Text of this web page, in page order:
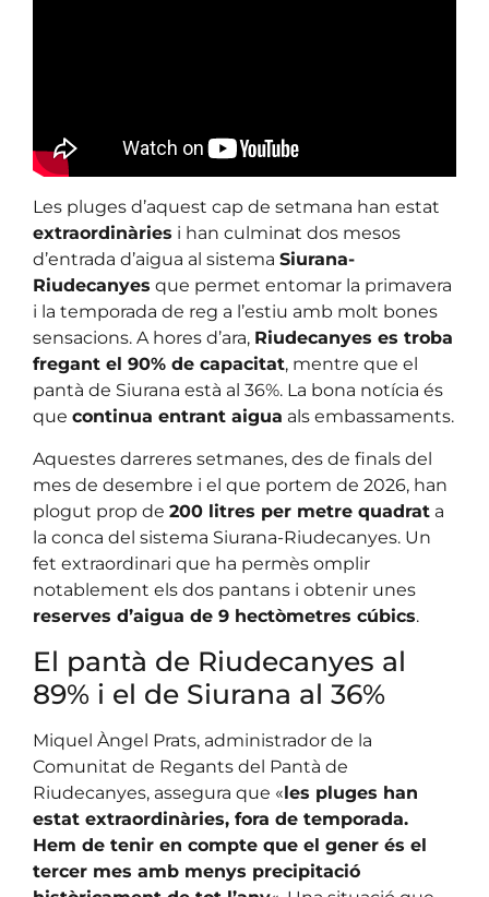
Les pluges d’aquest cap de setmana han estat
extraordinàries i han culminat dos mesos
d’entrada d’aigua al sistema Siurana-
Riudecanyes que permet entomar la primavera
i la temporada de reg a l’estiu amb molt bones
sensacions. A hores d’ara, Riudecanyes es troba
fregant el 90% de capacitat, mentre que el
pantà de Siurana està al 36%. La bona notícia és
que continua entrant aigua als embassaments.
Aquestes darreres setmanes, des de finals del
mes de desembre i el que portem de 2026, han
plogut prop de 200 litres per metre quadrat a
la conca del sistema Siurana-Riudecanyes. Un
fet extraordinari que ha permès omplir
notablement els dos pantans i obtenir unes
reserves d’aigua de 9 hectòmetres cúbics.
El pantà de Riudecanyes al
89% i el de Siurana al 36%
Miquel Àngel Prats, administrador de la
Comunitat de Regants del Pantà de
Riudecanyes, assegura que «les pluges han
estat extraordinàries, fora de temporada.
Hem de tenir en compte que el gener és el
tercer mes amb menys precipitació